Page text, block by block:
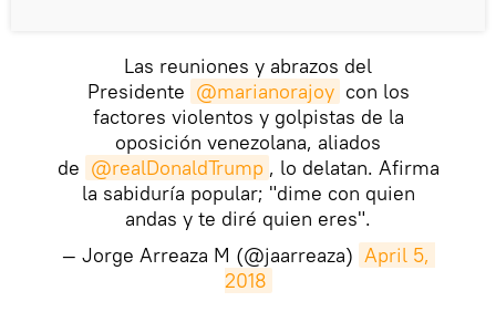
Las reuniones y abrazos del
Presidente @marianorajoy con los
factores violentos y golpistas de la
oposición venezolana, aliados
de @realDonaldTrump , lo delatan. Afirma
la sabiduría popular; "dime con quien
andas y te diré quien eres".
— Jorge Arreaza M (@jaarreaza) April 5,
2018